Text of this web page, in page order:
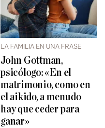
LA FAMILIA EN UNA FRASE
John Gottman,
psicólogo: «En el
matrimonio, como en
el aikido, a menudo
hay que ceder para
ganar»